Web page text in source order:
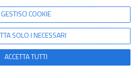
I COMPLIMENTI DEL
KB)
PROVINCIA DELLA SPEZIA
LUNGO LE STRADE
DI FRAMURA
GESTISCI COOKIE
SOLO I NECESSARI
ACCETTA TUTTI